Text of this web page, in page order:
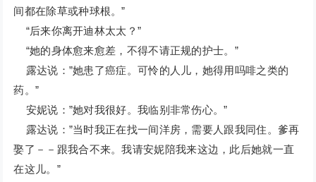
间都在除草或种球根。”
“后来你离开迪林太太？”
“她的身体愈来愈差，不得不请正规的护士。”
露达说：”她患了癌症。可怜的人儿，她得用吗啡之类的
药。”
安妮说：”她对我很好。我临别非常伤心。”
露达说：”当时我正在找一间洋房，需要人跟我同住。爹再
娶了－－跟我合不来。我请安妮陪我来这边，此后她就一直
在这儿。”